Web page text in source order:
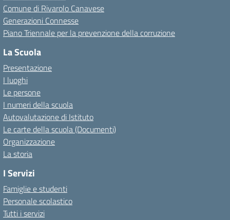
Comune di Rivarolo Canavese
Generazioni Connesse
Piano Triennale per la prevenzione della corruzione
La Scuola
Presentazione
I luoghi
Le persone
I numeri della scuola
Autovalutazione di Istituto
Le carte della scuola (Documenti)
Organizzazione
La storia
I Servizi
Famiglie e studenti
Personale scolastico
Tutti i servizi